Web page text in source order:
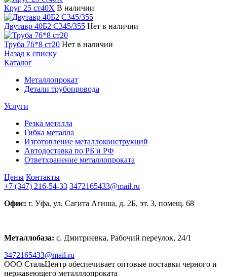
Круг 25 ст40Х В наличии
Двутавр 40Б2 С345/355 Нет в наличии
Труба 76*8 ст20 Нет в наличии
Назад к списку
Каталог
Металлопрокат
Детали трубопровода
Услуги
Резка металла
Гибка металла
Изготовление металлоконструкций
Автодоставка по РБ и РФ
Ответхранение металлопроката
Цены Контакты
+7 (347) 216-54-33 3472165433@mail.ru
Офис: г. Уфа, ул. Сагита Агиша, д. 2Б, эт. 3, помещ. 68
Металлобаза: с. Дмитриевка, Рабочий переулок, 24/1
3472165433@mail.ru
ООО СтальЦентр обеспечивает оптовые поставки черного и
нержавеющего металллопроката